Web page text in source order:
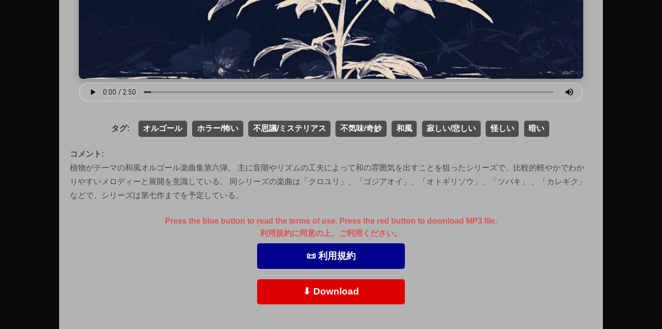
タグ: オルゴール ホラー/怖い 不思議/ミステリアス 不気味/奇妙 和風 寂しい/悲しい 怪しい 暗い
コメント:
植物がテーマの和風オルゴール楽曲集第六弾。 主に音階やリズムの工夫によって和の雰囲気を出すことを狙ったシリーズで、比較的軽やかでわか
りやすいメロディーと展開を意識している。 同シリーズの楽曲は「クロユリ」、「ゴジアオイ」、「オトギリソウ」、「ツバキ」 、「カレギク」
などで、シリーズは第七作までを予定している。
Press the blue button to read the terms of use. Press the red button to download MP3 file.
利用規約に同意の上、ご利用ください。
📜 利用規約
⬇ Download